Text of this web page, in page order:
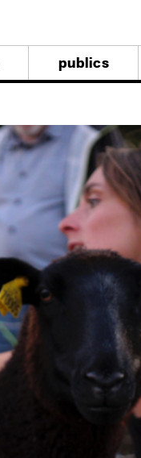
publics